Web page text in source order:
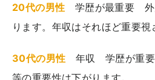
20代の男性 学歴が最重要 外
ります。年収はそれほど重要視
30代の男性 年収 学歴が重
等の重要性は下がります。